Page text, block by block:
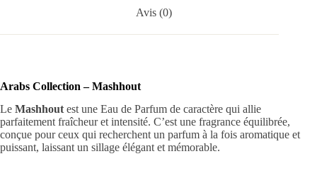
Avis (0)
Arabs Collection – Mashhout
Le Mashhoutest une Eau de Parfum de caractère qui allie
parfaitement fraîcheur et intensité. C’est une fragrance équilibrée,
conçue pour ceux qui recherchent un parfum à la fois aromatique et
puissant, laissant un sillage élégant et mémorable.